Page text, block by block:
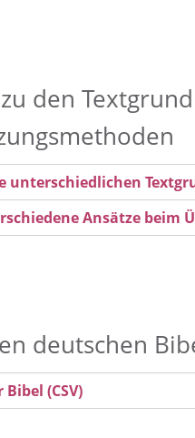
den
unterschiedlichen
Ansätze beim
deutschen
(CSV)